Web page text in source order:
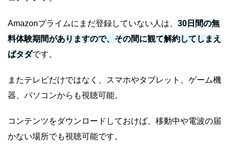
Amazonプライムにまだ登録していない人は、 30日間の無
料体験期間がありますので、その間に観て解約してしまえ
ばタダです。
またテレビだけではなく、スマホやタブレット、ゲーム機
器、パソコンからも視聴可能。
コンテンツをダウンロードしておけば、移動中や電波の届
かない場所でも視聴可能です。